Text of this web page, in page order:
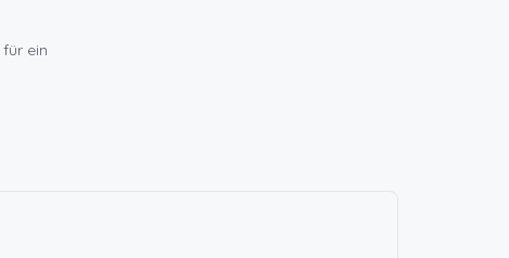
ein